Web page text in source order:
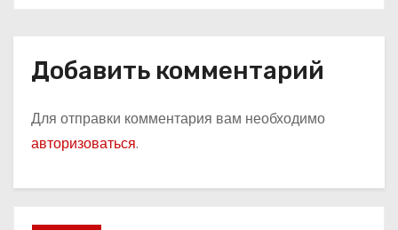
Добавить комментарий
Для отправки комментария вам необходимо
авторизоваться.